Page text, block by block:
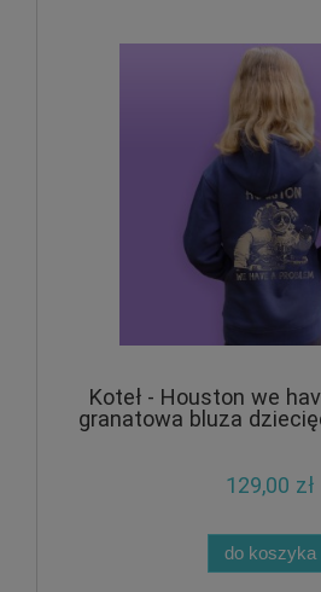
Koteł - Houston we
granatowa bluza
129,00 zł
do koszyka